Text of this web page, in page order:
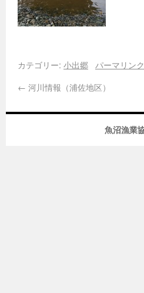
カテゴリー: 小出郷
パーマリンク
← 河川情報（浦佐地区）
魚沼漁業